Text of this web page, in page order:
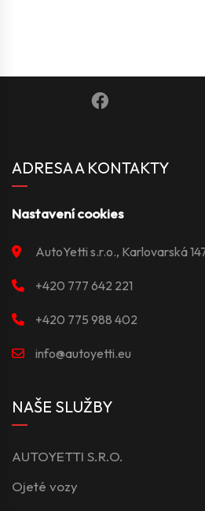
ADRESA A KONTAKTY
Nastavení cookies
AutoYetti s.r.o., Karlovarská
+420 777 642 221
+420 775 988 402
info@autoyetti.eu
NAŠE SLUŽBY
AUTOYETTI S.R.O.
Ojeté vozy